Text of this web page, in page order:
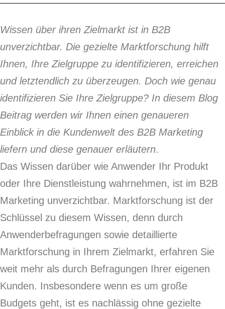
Wissen über ihren Zielmarkt ist in B2B
unverzichtbar. Die gezielte Marktforschung hilft
Ihnen, Ihre Zielgruppe zu identifizieren, erreichen
und letztendlich zu überzeugen. Doch wie genau
identifizieren Sie Ihre Zielgruppe? In diesem Blog
Beitrag werden wir Ihnen einen genaueren
Einblick in die Kundenwelt des B2B Marketing
liefern und diese genauer erläutern.
Das Wissen darüber wie Anwender Ihr Produkt
oder Ihre Dienstleistung wahrnehmen, ist im B2B
Marketing unverzichtbar. Marktforschung ist der
Schlüssel zu diesem Wissen, denn durch
Anwenderbefragungen sowie detaillierte
Marktforschung in Ihrem Zielmarkt, erfahren Sie
weit mehr als durch Befragungen Ihrer eigenen
Kunden. Insbesondere wenn es um große
Budgets geht, ist es nachlässig ohne gezielte